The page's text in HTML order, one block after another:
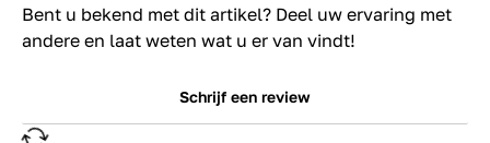
Bent u bekend met dit artikel? Deel uw ervaring met
andere en laat weten wat u er van vindt!
Schrijf een review